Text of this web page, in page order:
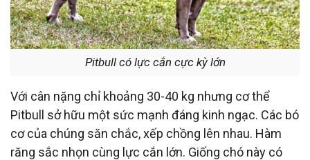
Pitbull có lực cắn cực kỳ lớn
Với cân nặng chỉ khoảng 30-40 kg nhưng cơ thể
Pitbull sở hữu một sức mạnh đáng kinh ngạc. Các bó
cơ của chúng săn chắc, xếp chồng lên nhau. Hàm
răng sắc nhọn cùng lực cắn lớn. Giống chó này có